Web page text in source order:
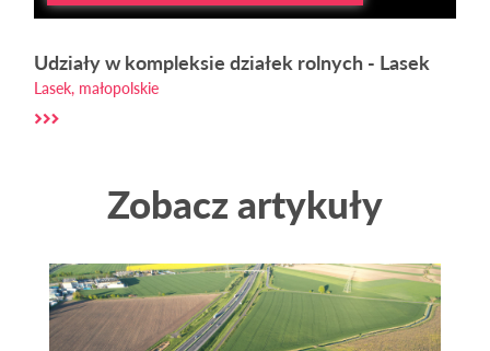
Udziały w kompleksie działek rolnych - Lasek
Lasek, małopolskie
Zobacz artykuły